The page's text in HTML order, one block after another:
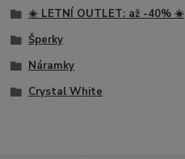
☀️ LETNÍ OUTLET: až -40% ☀️
Šperky
Náramky
Crystal White